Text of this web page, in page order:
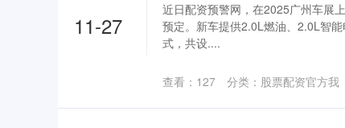
11-27
近日配资预警网，在2025广州车展
预定。新车提供2.0L燃油、2.0L智
式，共设....
查看： 127 分类： 股票配资官方我